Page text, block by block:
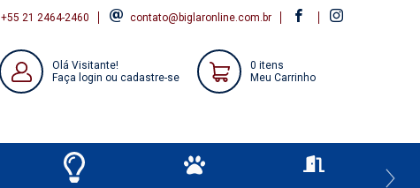
+55 21 2464-2460 contato@biglaronline.com.br
Olá Visitante!
Faça login ou cadastre-se
0 itens
Meu Carrinho